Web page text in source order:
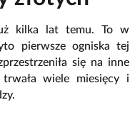
kilka lat temu. To w
pierwsze ogniska tej
się na inne
wiele miesięcy i